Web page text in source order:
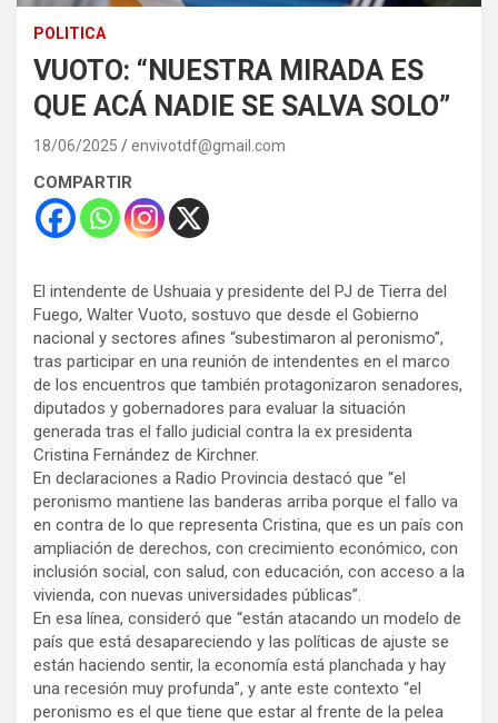
POLITICA
VUOTO: “NUESTRA MIRADA ES
QUE ACÁ NADIE SE SALVA SOLO”
18/06/2025 envivotdf@gmail.com
COMPARTIR
El intendente de Ushuaia y presidente del PJ de Tierra del
Fuego, Walter Vuoto, sostuvo que desde el Gobierno
nacional y sectores afines “subestimaron al peronismo”,
tras participar en una reunión de intendentes en el marco
de los encuentros que también protagonizaron senadores,
diputados y gobernadores para evaluar la situación
generada tras el fallo judicial contra la ex presidenta
Cristina Fernández de Kirchner.
En declaraciones a Radio Provincia destacó que “el
peronismo mantiene las banderas arriba porque el fallo va
en contra de lo que representa Cristina, que es un país con
ampliación de derechos, con crecimiento económico, con
inclusión social, con salud, con educación, con acceso a la
vivienda, con nuevas universidades públicas”.
En esa línea, consideró que “están atacando un modelo de
país que está desapareciendo y las políticas de ajuste se
están haciendo sentir, la economía está planchada y hay
una recesión muy profunda”, y ante este contexto “el
peronismo es el que tiene que estar al frente de la pelea